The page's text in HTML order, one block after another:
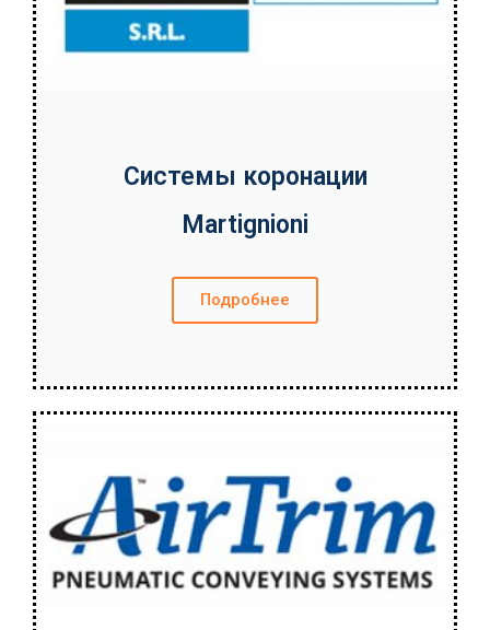
Системы коронации
Martignioni
Подробнее